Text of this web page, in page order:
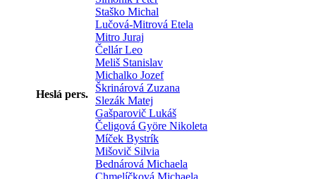
Heslá pers.
Staško Michal
Lučová-Mitrová Etela
Mitro Juraj
Čellár Leo
Meliš Stanislav
Michalko Jozef
Škrinárová Zuzana
Slezák Matej
Gašparovič Lukáš
Čeligová Györe Nikoleta
Míček Bystrík
Mišovič Silvia
Bednárová Michaela
Chmelíčková Michaela